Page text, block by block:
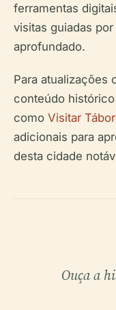
ferramentas
visitas guiadas
aprofundado.
Para atualizações
conteúdo
como Visitar Tábor
adicionais para
desta cidade
Ouça a